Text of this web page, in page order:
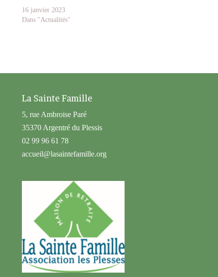
16 janvier 2023
Dans "Actualités"
La Sainte Famille
5, rue Ambroise Paré
35370 Argentré du Plessis
02 99 96 61 78
accueil@lasaintefamille.org